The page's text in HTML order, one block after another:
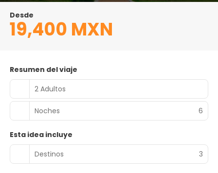
Desde
19,400 MXN
Resumen del viaje
2 Adultos
Noches 6
Esta idea incluye
Destinos
3